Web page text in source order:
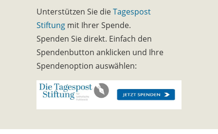
Unterstützen Sie dieTagespost
Stiftung mit Ihrer Spende.
Spenden Sie direkt. Einfach den
Spendenbutton anklicken und Ihre
Spendenoption auswählen: